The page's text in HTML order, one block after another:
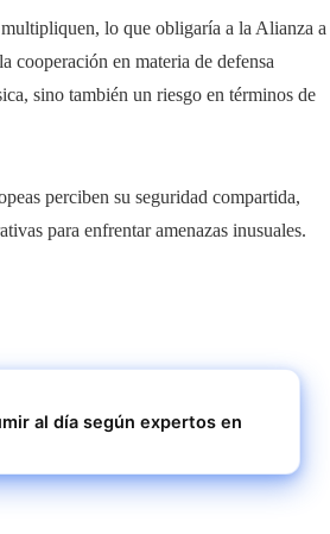
lo que obligaría a la Alianza a
cooperación en materia de defensa
sino también un riesgo en términos de
perciben su seguridad compartida,
para enfrentar amenazas inusuales.
al día según expertos en